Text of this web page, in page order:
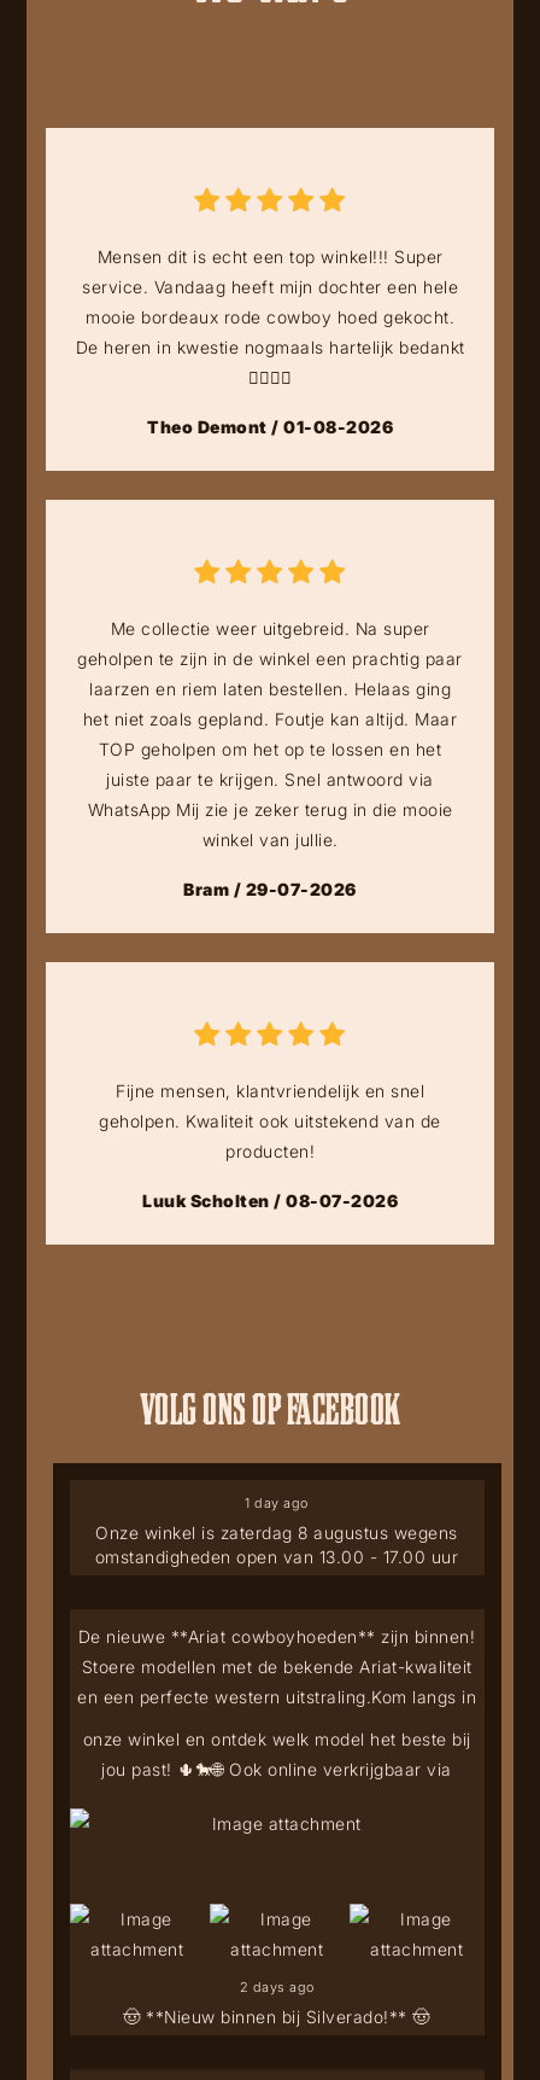
Mensen dit is echt een top winkel!!! Super
service. Vandaag heeft mijn dochter een hele
mooie bordeaux rode cowboy hoed gekocht.
De heren in kwestie nogmaals hartelijk bedankt
👍🏻👍🏻
Theo Demont / 01-08-2026
Me collectie weer uitgebreid. Na super
geholpen te zijn in de winkel een prachtig paar
laarzen en riem laten bestellen. Helaas ging
het niet zoals gepland. Foutje kan altijd. Maar
TOP geholpen om het op te lossen en het
juiste paar te krijgen. Snel antwoord via
WhatsApp Mij zie je zeker terug in die mooie
winkel van jullie.
Bram / 29-07-2026
Fijne mensen, klantvriendelijk en snel
geholpen. Kwaliteit ook uitstekend van de
producten!
Luuk Scholten / 08-07-2026
VOLG ONS OP FACEBOOK
Onze winkel is zaterdag 8 augustus wegens
omstandigheden open van 13.00 - 17.00 uur
1 day ago
🤠 **Nieuw binnen bij Silverado!** 🤠
De nieuwe **Ariat cowboyhoeden** zijn binnen!
Stoere modellen met de bekende Ariat-kwaliteit
en een perfecte western uitstraling.Kom langs in
onze winkel en ontdek welk model het beste bij
jou past! 🌵🐎🌐 Ook online verkrijgbaar via
2 days ago